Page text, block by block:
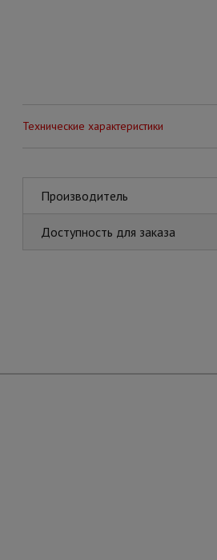
Технические характеристики
Производитель
Доступность для заказа